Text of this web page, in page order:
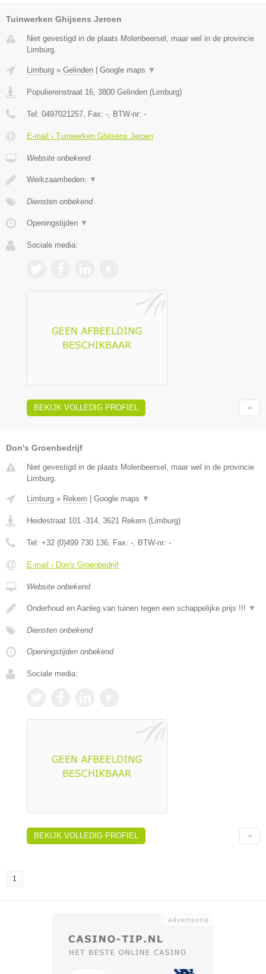
Tuinwerken Ghijsens Jeroen
Niet gevestigd in de plaats Molenbeersel, maar wel in de provincie
Limburg.
Limburg » Gelinden Google maps ▼
Populierenstraat 16 3800 Gelinden ( Limburg)
Tel: 0497021257 , Fax: - , BTW-nr: -
E-mail › Tuinwerken Ghijsens Jeroen
Website onbekend
Werkzaamheden: ▼
Diensten onbekend
Openingstijden ▼
Sociale media:
BEKIJK VOLLEDIG PROFIEL
Don's Groenbedrijf
Niet gevestigd in de plaats Molenbeersel, maar wel in de provincie
Limburg.
Limburg » Rekem | Google maps ▼
Heidestraat 101 -314 3621 Rekem (Limburg)
Tel: +32 (0)499 730 136 , Fax: - , BTW-nr: -
E-mail › Don's Groenbedrijf
Website onbekend
Onderhoud en Aanleg van tuinen tegen een schappelijke prijs !!! ▼
Diensten onbekend
Openingstijden onbekend
Sociale media:
BEKIJK VOLLEDIG PROFIEL
1